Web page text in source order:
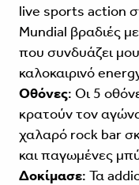
live sports action
Mundial βραδιές
που συνδυάζει
καλοκαιρινό
Οθόνες: Οι 5
κρατούν τον
χαλαρό rock bar
και παγωμένες
Δοκίμασε: Τα